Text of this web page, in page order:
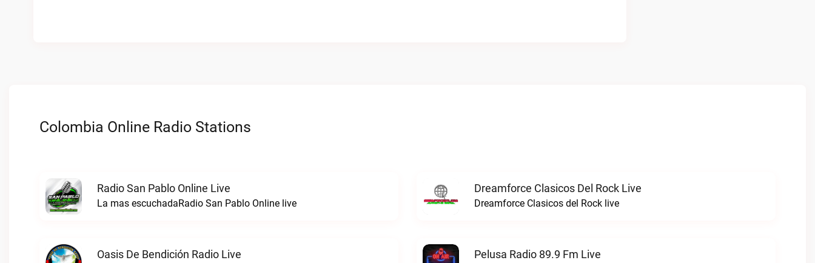
Colombia Online Radio Stations
Radio San Pablo Online Live
La mas escuchadaRadio San Pablo Online live
Dreamforce Clasicos Del Rock Live
Dreamforce Clasicos del Rock live
Oasis De Bendición Radio Live Pelusa Radio 89.9 Fm Live